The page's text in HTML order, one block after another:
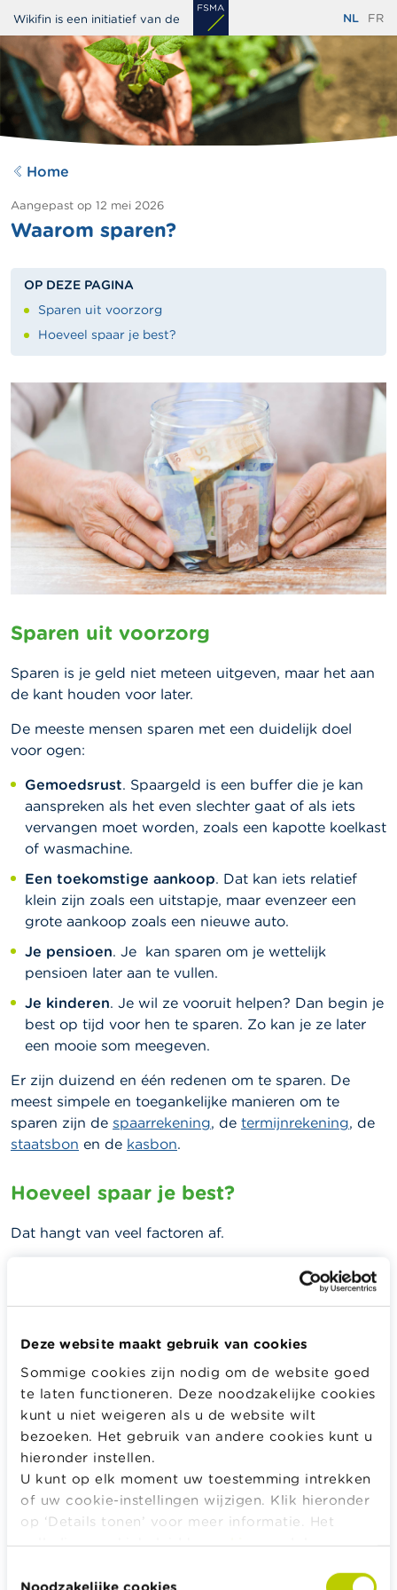
Deze website maakt gebruik van cookies
Sommige cookies zijn nodig om de website goed
te laten functioneren. Deze noodzakelijke cookies
kunt u niet weigeren als u de website wilt
bezoeken. Het gebruik van andere cookies kunt u
hieronder instellen.
U kunt op elk moment uw toestemming intrekken
of uw cookie-instellingen wijzigen. Klik hieronder
op ‘Details tonen’ voor meer informatie. Het
volledige cookiebeleid kan uhier raadplegen.
Overslaan
en
naar
de
inhoud
gaan
Wikifin is een initiatief van de NL FR
Home
Aangepast op 12 mei 2026
Waarom sparen?
OP DEZE PAGINA
Sparen uit voorzorg
Hoeveel spaar je best?
Sparen uit voorzorg
Sparen is je geld niet meteen uitgeven, maar het aan
de kant houden voor later.
De meeste mensen sparen met een duidelijk doel
voor ogen:
Gemoedsrust. Spaargeld is een buffer die je kan
aanspreken als het even slechter gaat of als iets
vervangen moet worden, zoals een kapotte koelkast
of wasmachine.
Een toekomstige aankoop. Dat kan iets relatief
klein zijn zoals een uitstapje, maar evenzeer een
grote aankoop zoals een nieuwe auto.
Je pensioen. Je kan sparen om je wettelijk
pensioen later aan te vullen.
Je kinderen. Je wil ze vooruit helpen? Dan begin je
best op tijd voor hen te sparen. Zo kan je ze later
een mooie som meegeven.
Er zijn duizend en één redenen om te sparen. De
meest simpele en toegankelijke manieren om te
sparen zijn de spaarrekening, de termijnrekening, de
staatsbon en de kasbon.
Hoeveel spaar je best?
Dat hangt van veel factoren af.
op. Dat is een overzicht
als werknemer, je ontvangsten als zelfstandige, je
vervangingsinkomsten, de kinderbijslag, intresten
op je spaargeld, opbrengsten van een verhuurde
woning enz.
Je maandelijkse uitgavenzoals de afbetaling van
je lening, huur, gas, water, elektriciteit, internet,
voeding, kleding, multimedia abonnement,
vervoerskosten, vrijetijdsbesteding, enz.
Geplande eenmalige grote uitgaven
zoals een